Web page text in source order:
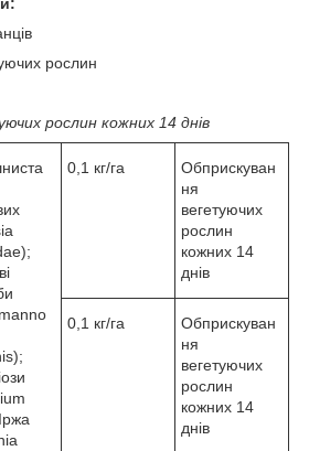
рослин
рослин кожних 14 днів
0,1 кг/га
Обприскуван
ня
вегетуючих
рослин
кожних 14
днів
0,1 кг/га
Обприскуван
ня
вегетуючих
рослин
кожних 14
днів